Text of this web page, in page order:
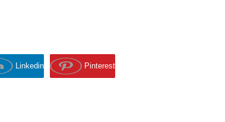
Linkedin Pinterest